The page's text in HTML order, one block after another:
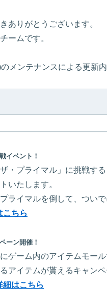
ありがとうございます。
ームです。
メンテナンスによる更新
イベント！
・プライマル」に挑戦す
いたします。
ライマルを倒して、つい
こちら
ーン開催！
ゲーム内のアイテムモー
アイテムが貰えるキャン
細はこちら